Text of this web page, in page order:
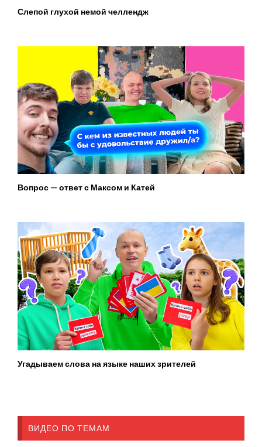
Слепой глухой немой челлендж
Вопрос — ответ с Максом и Катей
Угадываем слова на языке наших зрителей
ВИДЕО ПО ТЕМАМ